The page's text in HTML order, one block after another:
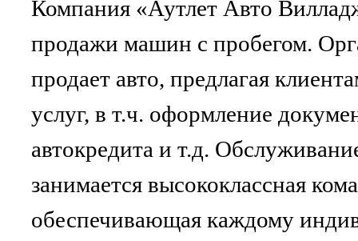
Компания «Аутлет Авто
продажи машин с пробегом.
продает авто, предлагая
услуг, в т.ч. оформление
автокредита и т.д.
занимается высококлассная
обеспечивающая каждому